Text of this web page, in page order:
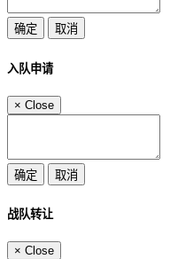
入队申请
× Close
战队转让
× Close